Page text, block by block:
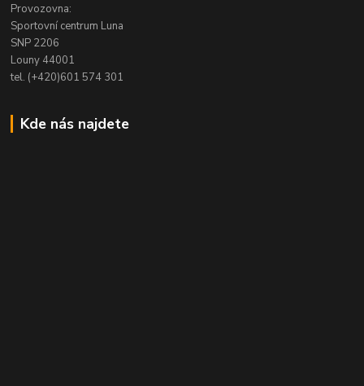
Provozovna:
Sportovní centrum Luna
SNP 2206
Louny 44001
tel. (+420)601 574 301
Kde nás najdete